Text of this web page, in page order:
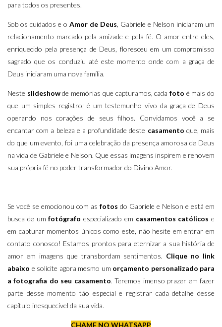
para todos os presentes.
Sob os cuidados e o Amor de Deus, Gabriele e Nelson iniciaram um
relacionamento marcado pela amizade e pela fé. O amor entre eles,
enriquecido pela presença de Deus, floresceu em um compromisso
sagrado que os conduziu até este momento onde com a graça de
Deus iniciaram uma nova família.
Neste slideshowde memórias que capturamos, cada foto é mais do
que um simples registro; é um testemunho vivo da graça de Deus
operando nos corações de seus filhos. Convidamos você a se
encantar com a beleza e a profundidade deste casamento que, mais
do que um evento, foi uma celebração da presença amorosa de Deus
na vida de Gabriele e Nelson. Que essas imagens inspirem e renovem
sua própria fé no poder transformador do Divino Amor.
Se você se emocionou com as fotos do Gabriele e Nelson e está em
busca de umfotógrafo especializado em casamentos católicos e
em capturar momentos únicos como este, não hesite em entrar em
contato conosco! Estamos prontos para eternizar a sua história de
amor em imagens que transbordam sentimentos. Clique no link
abaixo e solicite agora mesmo um orçamento personalizado para
a fotografia do seu casamento. Teremos imenso prazer em fazer
parte desse momento tão especial e registrar cada detalhe desse
capítulo inesquecível da sua vida.
CHAME NO WHATSAPP